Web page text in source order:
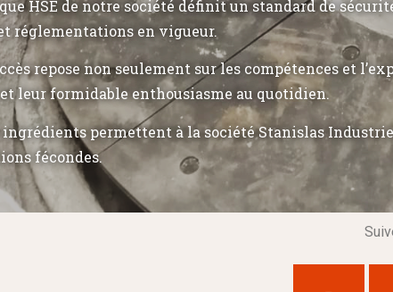
HSE de notre société définit un standard de
réglementations en vigueur.
repose non seulement sur les compétences et
leur formidable enthousiasme au quotidien.
ingrédients permettent à la société Stanislas
fécondes.